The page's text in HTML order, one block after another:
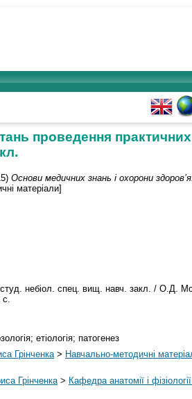
проведення практичних
Основи медичних знань і охорони
матеріали]
студ. небіол. спец. вищ. навч. закл. / О.Д.
с.
етіологія; патогенез
Грінченка > Навчально-методичні
Грінченка > Кафедра анатомії і